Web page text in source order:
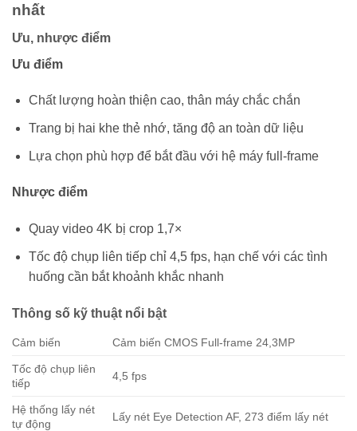
nhất
Ưu, nhược điểm
Ưu điểm
Chất lượng hoàn thiện cao, thân máy chắc chắn
Trang bị hai khe thẻ nhớ, tăng độ an toàn dữ liệu
Lựa chọn phù hợp để bắt đầu với hệ máy full-frame
Nhược điểm
Quay video 4K bị crop 1,7×
Tốc độ chụp liên tiếp chỉ 4,5 fps, hạn chế với các tình
huống cần bắt khoảnh khắc nhanh
Thông số kỹ thuật nổi bật
Cảm biến Cảm biến CMOS Full-frame 24,3MP
Tốc độ chụp liên
tiếp
4,5 fps
Hệ thống lấy nét
tự động
Lấy nét Eye Detection AF, 273 điểm lấy nét